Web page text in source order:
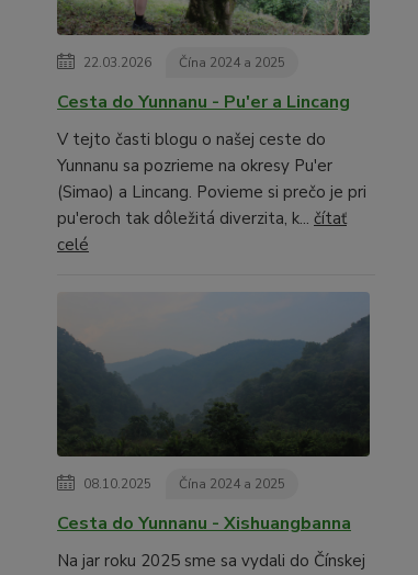
22.03.2026 Čína 2024 a 2025
Cesta do Yunnanu - Pu'er a Lincang
V tejto časti blogu o našej ceste do
Yunnanu sa pozrieme na okresy Pu'er
(Simao) a Lincang. Povieme si prečo je pri
pu'eroch tak dôležitá diverzita, k... čítať
celé
08.10.2025 Čína 2024 a 2025
Cesta do Yunnanu - Xishuangbanna
Na jar roku 2025 sme sa vydali do Čínskej